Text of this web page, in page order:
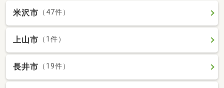
米沢市 （47件）
上山市 （1件）
長井市 （19件）